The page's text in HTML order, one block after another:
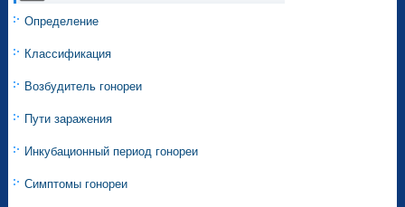
Определение
Классификация
Возбудитель гонореи
Пути заражения
Инкубационный период гонореи
Симптомы гонореи